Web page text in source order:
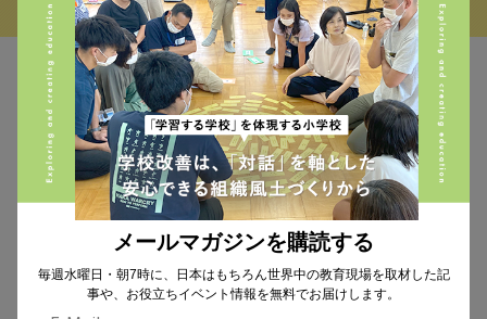
MAIL MAGAZINE
イベント、記事などの最新情報をお届け！
個人情報の取扱 について同意します。
メールマガジンを購読する
毎週水曜日・朝7時に、日本はもちろん世界中の教育現場を取材した記
事や、お役立ちイベント情報を無料でお届けします。